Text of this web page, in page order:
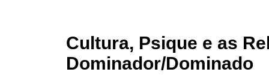
Cultura, Psique e as
Dominador/Dominado